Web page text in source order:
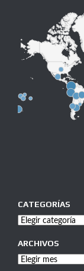
CATEGORÍAS
Categorías
ARCHIVOS
Archivos